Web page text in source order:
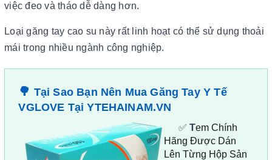
việc đeo và tháo dễ dàng hơn.
Loại găng tay cao su này rất linh hoạt có thể sử dụng thoải
mái trong nhiều ngành công nghiệp.
🌳 Tại Sao Bạn Nên Mua Găng Tay Y Tế
VGLOVE Tại YTEHAINAM.VN
✅Tem Chính
Hãng Được Dán
Lên Từng Hộp Sản